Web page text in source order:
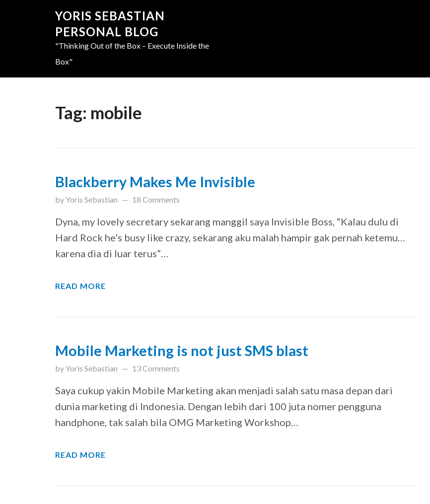
YORIS SEBASTIAN
PERSONAL BLOG
"Thinking Out of the Box – Execute Inside the
Box"
Tag: mobile
Blackberry Makes Me Invisible
by Yoris Sebastian updated onMarch 31, 2019
18 Comments
Dyna, my lovely secretary sekarang manggil saya Invisible Boss, “Kalau dulu di
Hard Rock he’s busy like crazy, sekarang aku malah hampir gak pernah ketemu…
karena dia di luar terus”…
READ MORE
Mobile Marketing is not just SMS blast
by Yoris Sebastian updated onMarch 31, 2019
13 Comments
Saya cukup yakin Mobile Marketing akan menjadi salah satu masa depan dari
dunia marketing di Indonesia. Dengan lebih dari 100 juta nomer pengguna
handphone, tak salah bila OMG Marketing Workshop…
READ MORE